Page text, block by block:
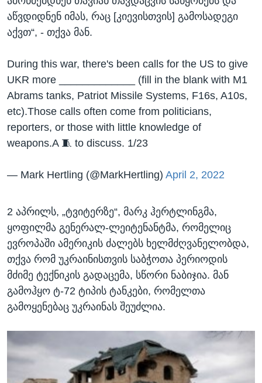
აწვდიდნენ იმას, რაც [კიევისთვის] გამოსადეგი
აქვთ“, - თქვა მან.
During this war, there's been calls for the US to give
UKR more _____________ (fill in the blank with M1
Abrams tanks, Patriot Missile Systems, F16s, A10s,
etc).Those calls often come from politicians,
reporters, or those with little knowledge of
weapons.A 🧵 to discuss. 1/23
— Mark Hertling (@MarkHertling) April 2, 2022
2 აპრილს, „ტვიტერზე“, მარკ ჰერტლინგმა,
ყოფილმა გენერალ-ლეიტენანტმა, რომელიც
ევროპაში ამერიკის ძალებს ხელმძღვანელობდა,
თქვა რომ უკრაინისთვის საბჭოთა პერიოდის
მძიმე ტექნიკის გადაცემა, სწორი ნაბიჯია. მან
გამოჰყო ტ-72 ტიპის ტანკები, რომელთა
გამოყენებაც უკრაინას შეუძლია.